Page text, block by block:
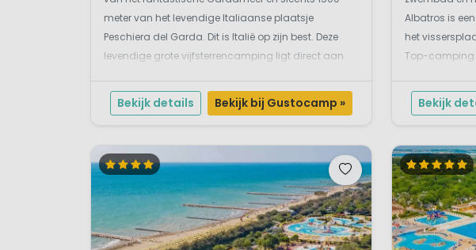
(buggy, kinderstoel, babyfoon, nachtlampje,
meter van het levendige Italiaanse plaatsje
Peschiera del Garda. Dit is Italië op zijn best. Deze
levendige grote vijfsterrencamping ligt direct aan
Bella Italia wordt dit een heerlijke zon-, meer- en...
Bekijk details Bekijk bij Gustocamp »
Albatros is
het
Top-camping
bereik je via
vakantie met
Bekijk